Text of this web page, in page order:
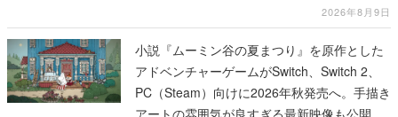
2026年8月9日
小説『ムーミン谷の夏まつり』を原作とした
アドベンチャーゲームがSwitch、Switch 2、
PC（Steam）向けに2026年秋発売へ。手描き
アートの雰囲気が良すぎる最新映像も公開